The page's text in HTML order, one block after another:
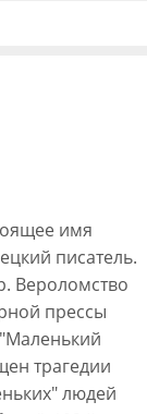
имя
писатель.
Вероломство
прессы
трагедии
людей